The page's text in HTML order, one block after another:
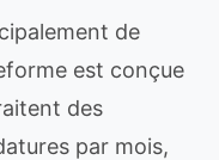
de
est conçue
des
par mois,